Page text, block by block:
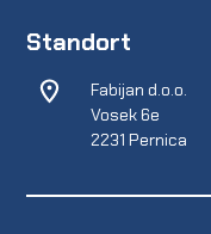
Standort
Fabijan d.o.o.
Vosek 6e
2231 Pernica